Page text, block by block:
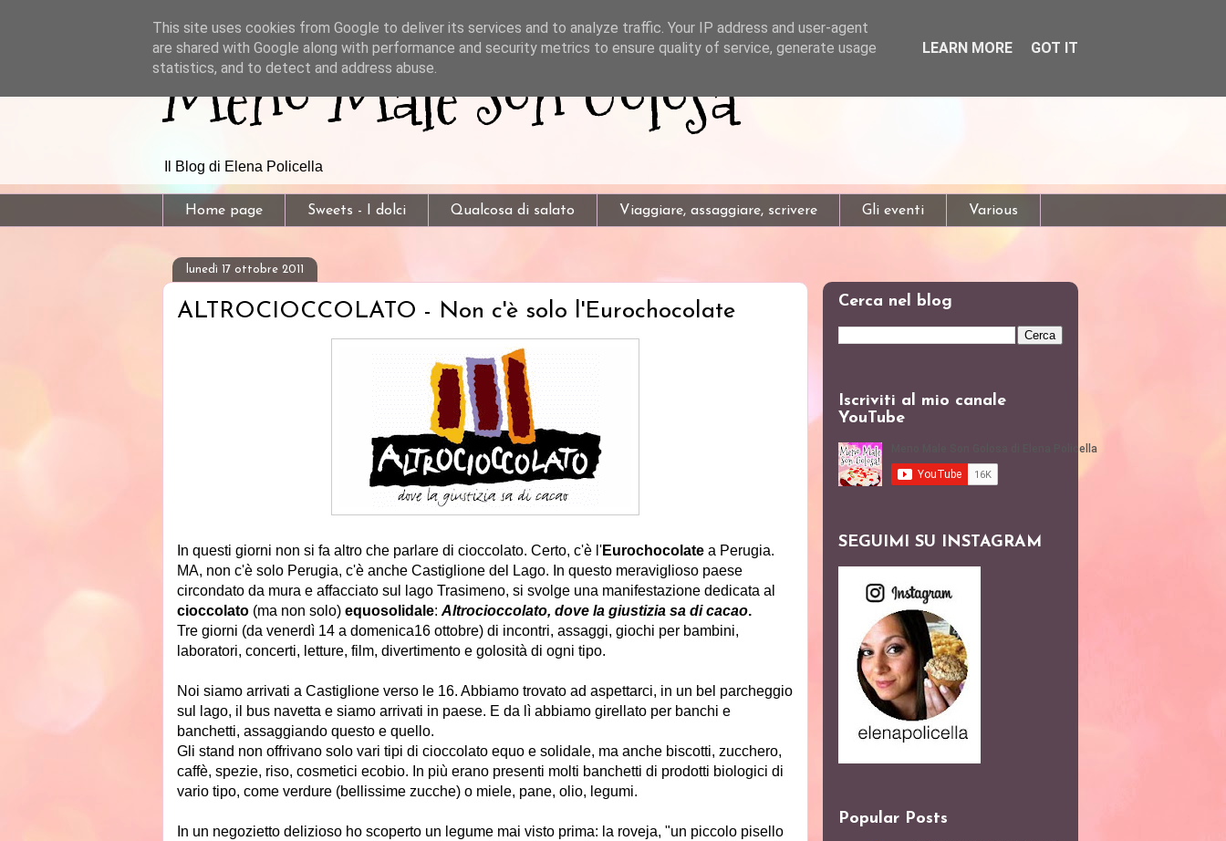
Meno Male Son Golosa
Il Blog di Elena Policella
Home page Sweets - I dolci Qualcosa di salato Viaggiare, assaggiare, scrivere Gli eventi Various
lunedì 17 ottobre 2011
ALTROCIOCCOLATO - Non c'è solo l'Eurochocolate
In questi giorni non si fa altro che parlare di cioccolato. Certo, c'è l'Eurochocolate a Perugia.
MA, non c'è solo Perugia, c'è anche Castiglione del Lago. In questo meraviglioso paese
circondato da mura e affacciato sul lago Trasimeno, si svolge una manifestazione dedicata al
cioccolato (ma non solo) equosolidale: Altrocioccolato, dove la giustizia sa di cacao.
Tre giorni (da venerdì 14 a domenica16 ottobre) di incontri, assaggi, giochi per bambini,
laboratori, concerti, letture, film, divertimento e golosità di ogni tipo.
Noi siamo arrivati a Castiglione verso le 16. Abbiamo trovato ad aspettarci, in un bel parcheggio
sul lago, il bus navetta e siamo arrivati in paese. E da lì abbiamo girellato per banchi e
banchetti, assaggiando questo e quello.
Gli stand non offrivano solo vari tipi di cioccolato equo e solidale, ma anche biscotti, zucchero,
caffè, spezie, riso, cosmetici ecobio. In più erano presenti molti banchetti di prodotti biologici di
vario tipo, come verdure (bellissime zucche) o miele, pane, olio, legumi.
In un negozietto delizioso ho scoperto un legume mai visto prima: la roveja, "un piccolo pisello
Cerca nel blog
Iscriviti al mio canale
YouTube
SEGUIMI SU INSTAGRAM
Popular Posts
This site uses cookies from Google to deliver its services and to analyze traffic. Your IP address and user-agent
are shared with Google along with performance and security metrics to ensure quality of service, generate usage
statistics, and to detect and address abuse.
LEARN MORE GOT IT